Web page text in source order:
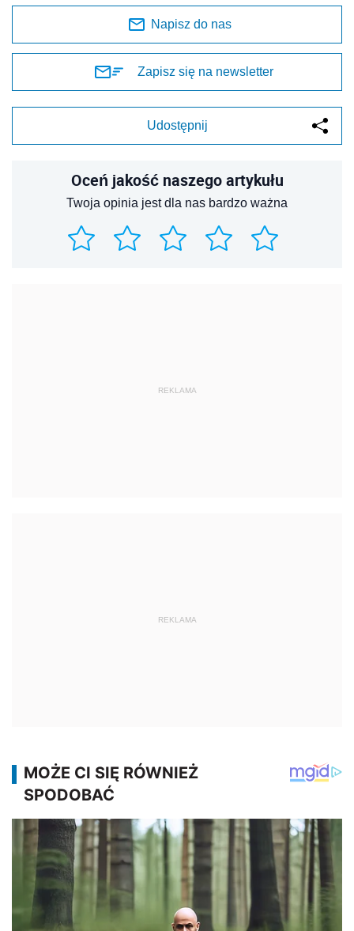
Napisz do nas
Zapisz się na newsletter
Udostępnij
Oceń jakość naszego artykułu
Twoja opinia jest dla nas bardzo ważna
REKLAMA
REKLAMA